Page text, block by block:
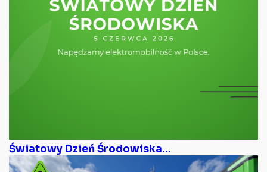
Światowy Dzień Środowiska...